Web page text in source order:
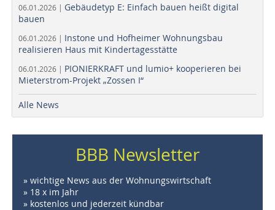
06.01.2026 | Gebäudetyp E: Einfach bauen heißt digital
bauen
06.01.2026 | Instone und Hofheimer Wohnungsbau
realisieren Haus mit Kindertagesstätte
06.01.2026 | PIONIERKRAFT und lumio+ kooperieren bei
Mieterstrom-Projekt „Zossen I“
Alle News
BBB Newsletter
» wichtige News aus der Wohnungswirtschaft
» 18 x im Jahr
» kostenlos und jederzeit kündbar